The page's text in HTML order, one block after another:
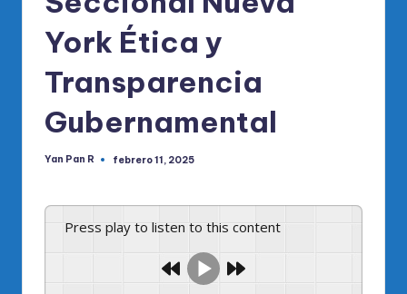
York Ética y
Transparencia
Gubernamental
Publicado
Yan Pan R febrero 11, 2025
Press play to listen to this content